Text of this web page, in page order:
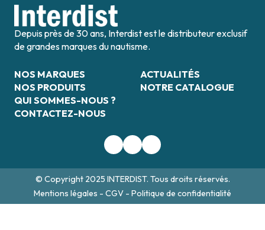
Depuis près de 30 ans, Interdist est le distributeur exclusif
de grandes marques du nautisme.
NOS MARQUES
NOS PRODUITS
QUI SOMMES-NOUS ?
CONTACTEZ-NOUS
ACTUALITÉS
NOTRE CATALOGUE
© Copyright 2025 INTERDIST. Tous droits réservés.
Mentions légales - CGV - Politique de confidentialité